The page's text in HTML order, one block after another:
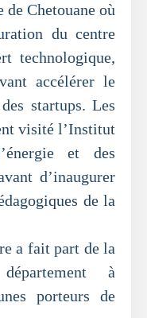
Chetouane où
du centre
technologique,
accélérer le
startups. Les
visité l’Institut
et des
d’inaugurer
de la
a fait part de la
à
porteurs de